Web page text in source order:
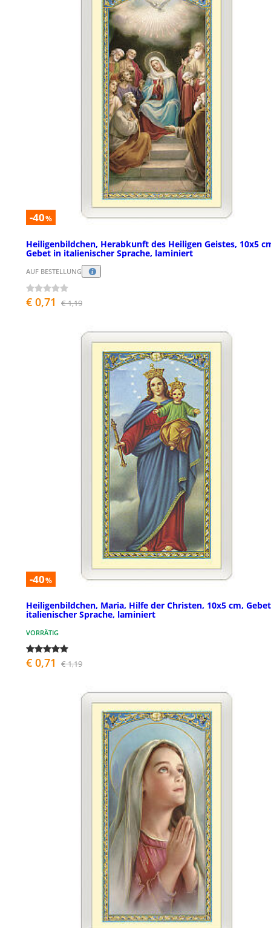
-40%
Heiligenbildchen, Herabkunft des Heiligen Geistes, 10x5
Gebet in italienischer Sprache, laminiert
AUF BESTELLUNG
€ 0,71 € 1,19
-40%
Heiligenbildchen, Maria, Hilfe der Christen, 10x5 cm,
italienischer Sprache, laminiert
VORRÄTIG
€ 0,71 € 1,19